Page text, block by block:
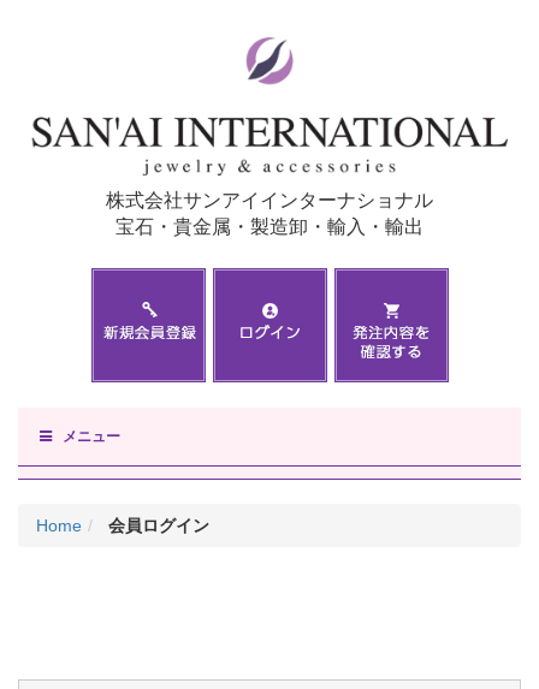
株式会社サンアイインターナショナル
宝石・貴金属・製造卸・輸入・輸出
メニュー
Home 会員ログイン